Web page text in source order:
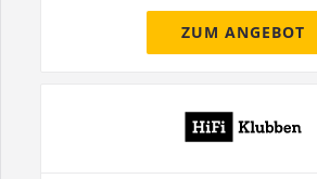
ZUM ANGEBOT